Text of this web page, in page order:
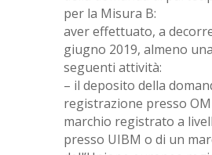
per la Misura B:
aver effettuato, a
giugno 2019, almeno
seguenti attività:
– il deposito della
registrazione presso
marchio registrato a
presso UIBM o di un